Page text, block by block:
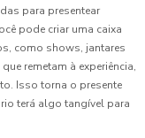
para presentear
pode criar uma caixa
como shows, jantares
remetam à experiência,
Isso torna o presente
terá algo tangível para